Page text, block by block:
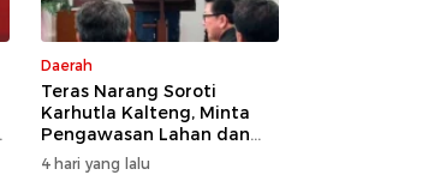
Daerah
Teras Narang Soroti
Karhutla Kalteng, Minta
Pengawasan Lahan dan
Konsesi Diperketat
4 hari yang lalu